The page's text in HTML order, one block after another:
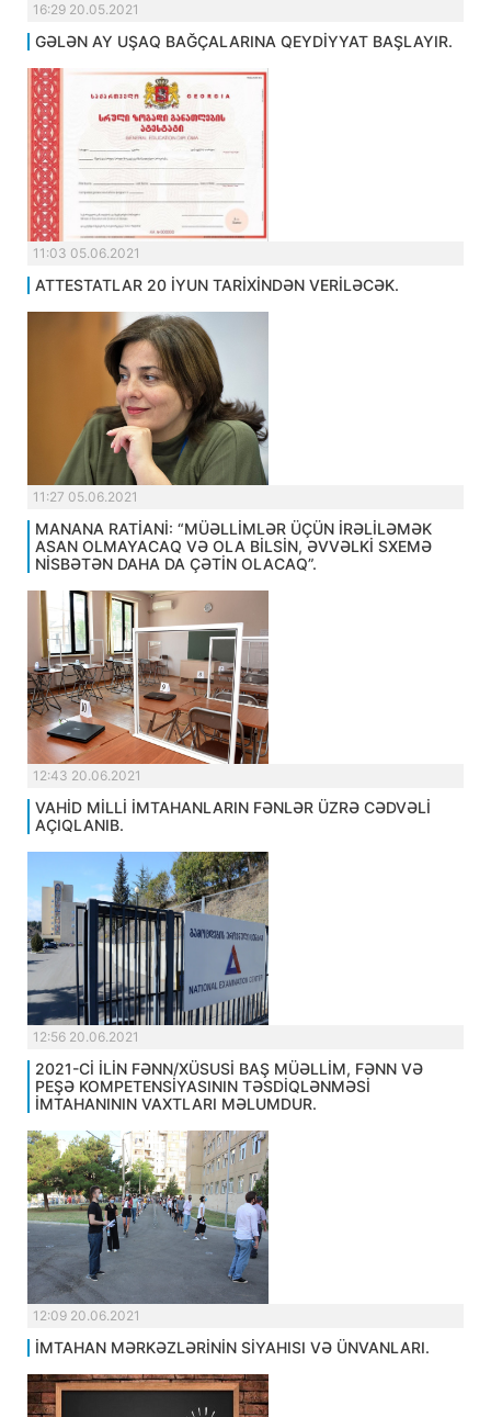
16:29 20.05.2021
GƏLƏN AY UŞAQ BAĞÇALARINA QEYDİYYAT BAŞLAYIR.
11:03 05.06.2021
ATTESTATLAR 20 İYUN TARİXİNDƏN VERİLƏCƏK.
11:27 05.06.2021
MANANA RATİANİ: “MÜƏLLİMLƏR ÜÇÜN İRƏLİLƏMƏK
ASAN OLMAYACAQ VƏ OLA BİLSİN, ƏVVƏLKİ SXEMƏ
NİSBƏTƏN DAHA DA ÇƏTİN OLACAQ”.
12:43 20.06.2021
VAHİD MİLLİ İMTAHANLARIN FƏNLƏR ÜZRƏ CƏDVƏLİ
AÇIQLANIB.
12:56 20.06.2021
2021-Cİ İLİN FƏNN/XÜSUSİ BAŞ MÜƏLLİM, FƏNN VƏ
PEŞƏ KOMPETENSİYASININ TƏSDİQLƏNMƏSİ
İMTAHANININ VAXTLARI MƏLUMDUR.
12:09 20.06.2021
İMTAHAN MƏRKƏZLƏRİNİN SİYAHISI VƏ ÜNVANLARI.